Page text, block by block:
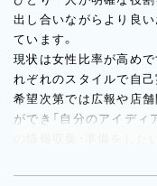
出し合いながらより良
ています。
現状は女性比率が高め
れぞれのスタイルで自己
希望次第では広報や店舗
ができ「自分のアイディ
の情報収集・準備をし
また「学校で習得したス